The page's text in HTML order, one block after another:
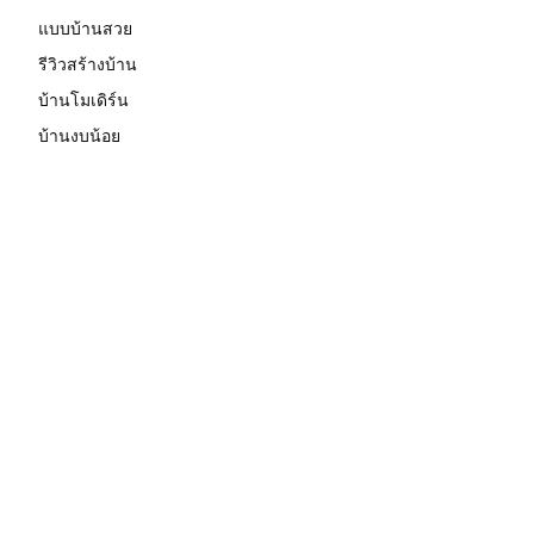
แบบบ้านสวย
รีวิวสร้างบ้าน
บ้านโมเดิร์น
บ้านงบน้อย